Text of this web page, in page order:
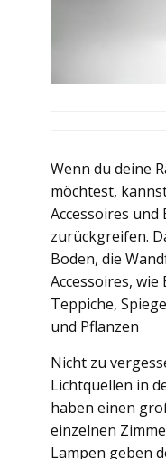
Wenn du deine
möchtest,
Accessoires
zurückgreifen.
Boden, die
Accessoires, wie
Teppiche,
und Pflanzen
Nicht zu
Lichtquellen in
haben einen
einzelnen
Lampen geben